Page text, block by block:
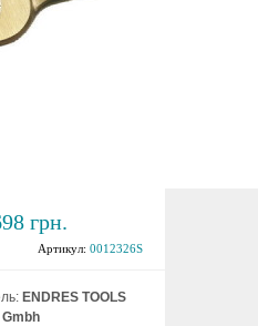
23х26
грн.
Артикул: 0012326S
ENDRES TOOLS
Gmbh